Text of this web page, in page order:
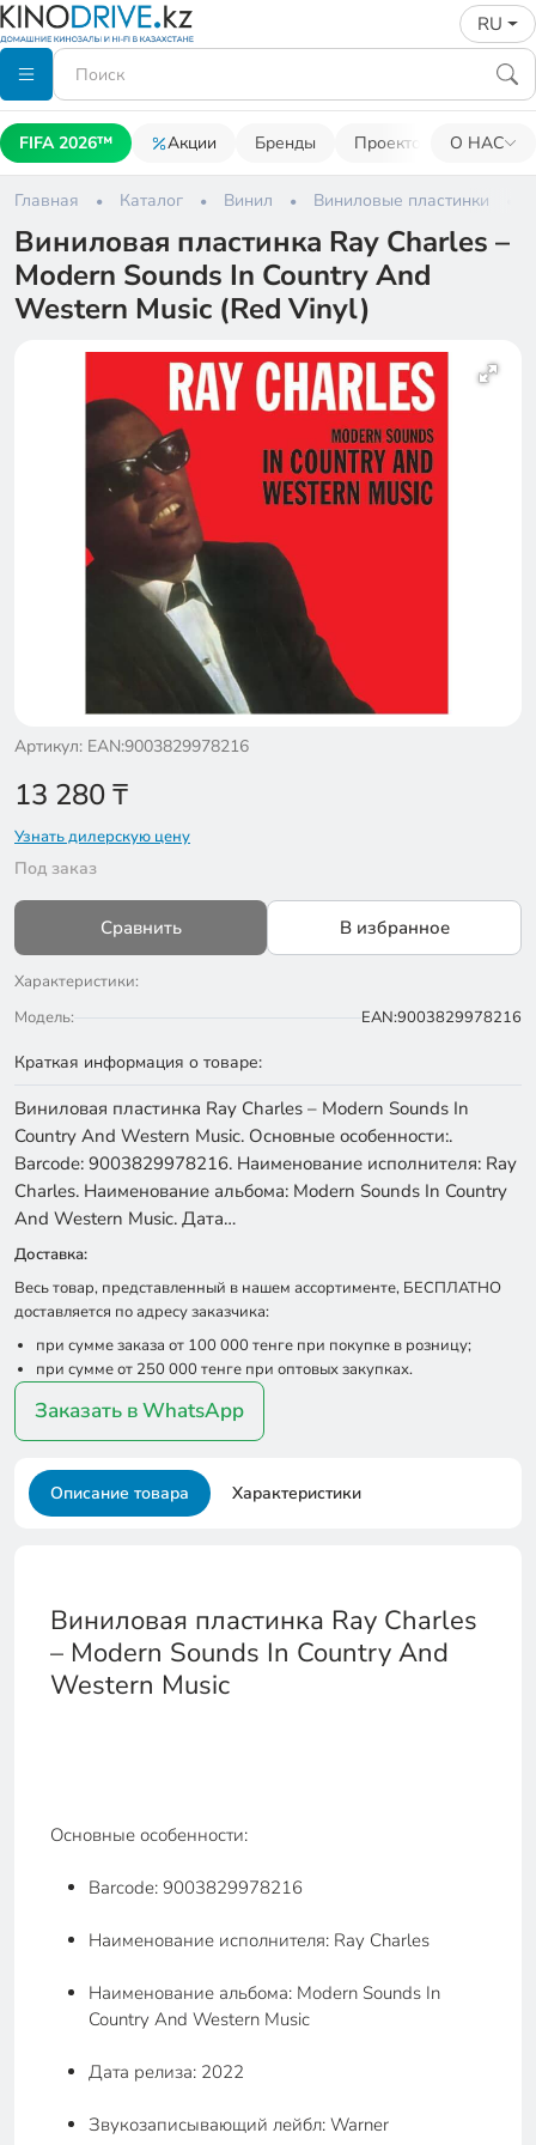
RU
FIFA 2026™ Акции Бренды Проекторы О НАС
Главная Каталог Винил Виниловые пластинки
Виниловая пластинка Ray Charles –
Modern Sounds In Country And
Western Music (Red Vinyl)
Артикул: EAN:9003829978216
13 280₸
Узнать дилерскую цену
Под заказ
Сравнить В избранное
Характеристики:
Модель:
EAN:9003829978216
Краткая информация о товаре:
Виниловая пластинка Ray Charles – Modern Sounds In
Country And Western Music. Основные особенности:.
Barcode: 9003829978216. Наименование исполнителя: Ray
Charles. Наименование альбома: Modern Sounds In Country
And Western Music. Дата…
Доставка:
Весь товар, представленный в нашем ассортименте, БЕСПЛАТНО
доставляется по адресу заказчика:
при сумме заказа от 100 000 тенге при покупке в розницу;
при сумме от 250 000 тенге при оптовых закупках.
Заказать в WhatsApp
Описание товара Характеристики
Виниловая пластинка Ray Charles
– Modern Sounds In Country And
Western Music
Основные особенности:
Barcode: 9003829978216
Наименование исполнителя: Ray Charles
Наименование альбома: Modern Sounds In
Country And Western Music
Дата релиза: 2022
Звукозаписывающий лейбл: Warner